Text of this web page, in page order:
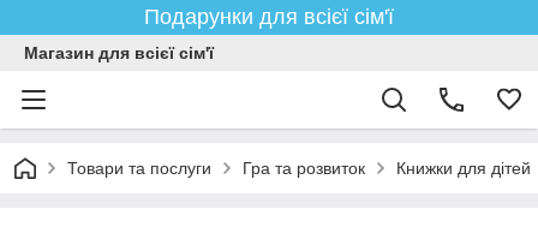
Подарунки для всієї сім'ї
Магазин для всієї сім'ї
Товари та послуги Гра та розвиток Книжки для дітей